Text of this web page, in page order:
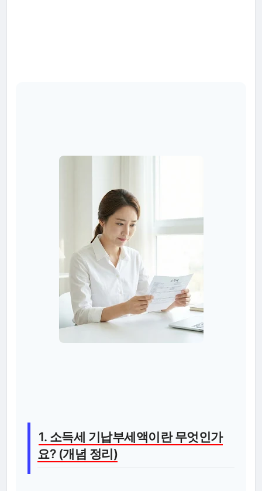
1. 소득세 기납부세액이란 무엇인가
요? (개념 정리)